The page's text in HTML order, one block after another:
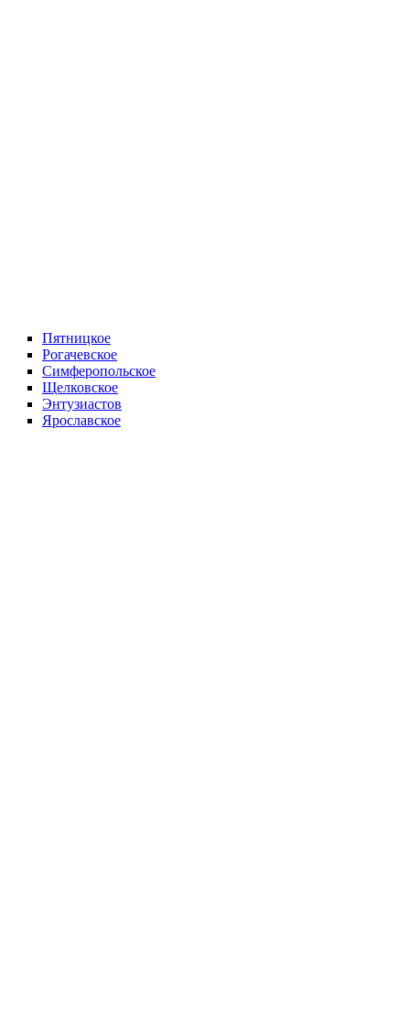
Пятницкое
Рогачевское
Симферопольское
Щелковское
Энтузиастов
Ярославское